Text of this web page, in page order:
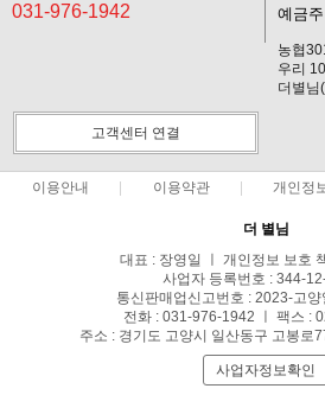
031-976-1942
예금
농협
우리
더별님
고객센터 연결
이용안내 이용약관 개인정
더 별님
대표 : 장영일 ㅣ 개인정보 보호
사업자 등록번호 : 344-
통신판매업신고번호 : 2023-고
전화 : 031-976-1942 ㅣ 팩스 :
주소 : 경기도 고양시 일산동구 고봉로
사업자정보확인